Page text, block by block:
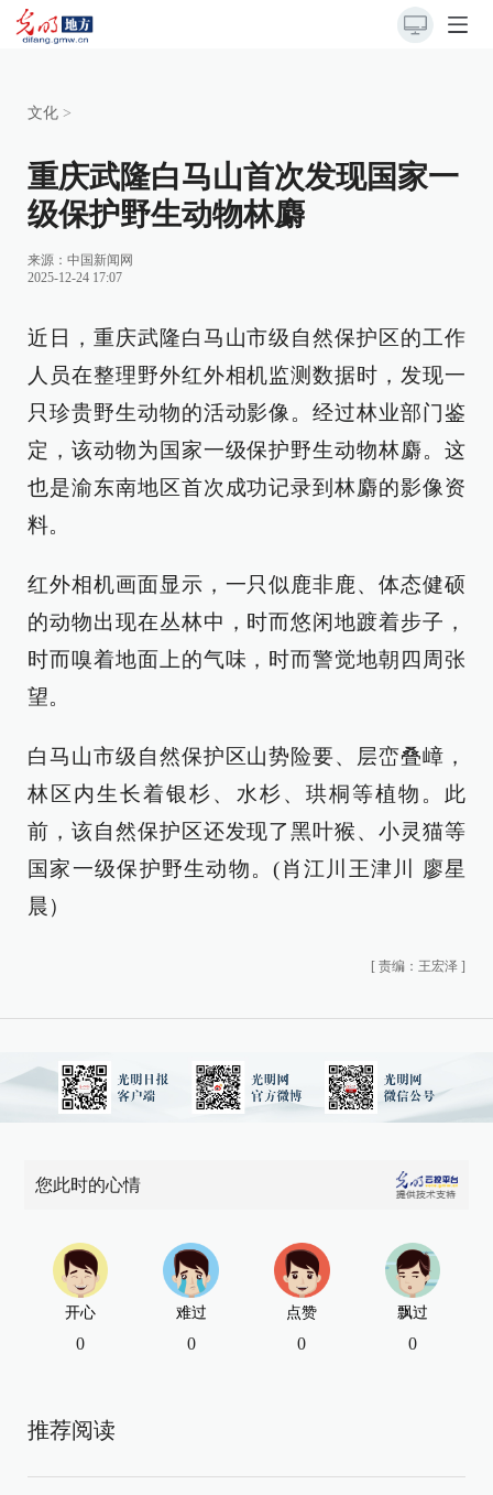
文化 >
重庆武隆白马山首次发现国家一
级保护野生动物林麝
来源： 中国新闻网
2025-12-24 17:07
近日，重庆武隆白马山市级自然保护区的工作
人员在整理野外红外相机监测数据时，发现一
只珍贵野生动物的活动影像。经过林业部门鉴
定，该动物为国家一级保护野生动物林麝。这
也是渝东南地区首次成功记录到林麝的影像资
料。
红外相机画面显示，一只似鹿非鹿、体态健硕
的动物出现在丛林中，时而悠闲地踱着步子，
时而嗅着地面上的气味，时而警觉地朝四周张
望。
白马山市级自然保护区山势险要、层峦叠嶂，
林区内生长着银杉、水杉、珙桐等植物。此
前，该自然保护区还发现了黑叶猴、小灵猫等
国家一级保护野生动物。(肖江川王津川 廖星
晨）
[ 责编：王宏泽 ]
您此时的心情
开心
0
难过
0
点赞
0
飘过
0
推荐阅读